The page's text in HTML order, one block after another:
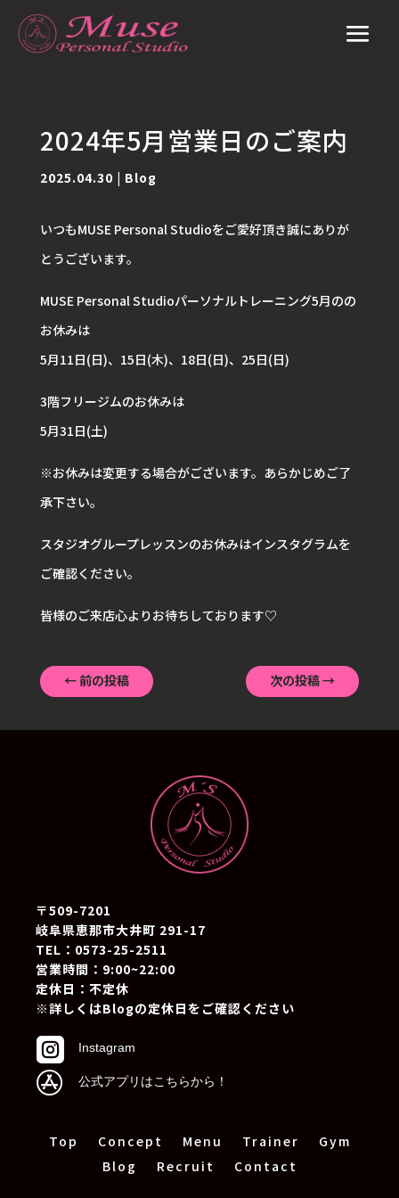
2024年5月営業日のご案内
2025.04.30 | Blog
いつもMUSE Personal Studioをご愛好頂き誠にありが
とうございます。
MUSE Personal Studioパーソナルトレーニング5月のの
お休みは
5月11日(日)、15日(木)、18日(日)、25日(日)
3階フリージムのお休みは
5月31日(土)
※お休みは変更する場合がございます。あらかじめご了
承下さい。
スタジオグループレッスンのお休みはインスタグラムを
ご確認ください。
皆様のご来店心よりお待ちしております♡
← 前の投稿 次の投稿→
〒509-7201
岐阜県恵那市大井町 291-17
TEL：0573-25-2511
営業時間：9:00~22:00
定休日：不定休
※詳しくはBlogの定休日をご確認ください
 Instagram
 公式アプリはこちらから！
Top Concept Menu Trainer
Gym
Blog
Recruit Contact